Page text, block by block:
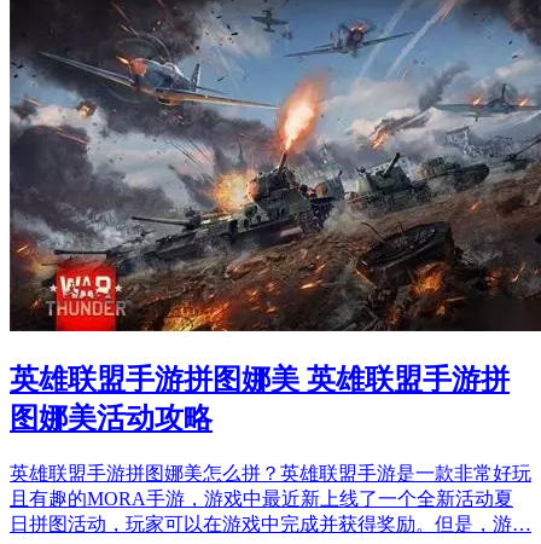
英雄联盟手游拼图娜美 英雄联盟手游拼
图娜美活动攻略
英雄联盟手游拼图娜美怎么拼？英雄联盟手游是一款非常好玩
且有趣的MORA手游，游戏中最近新上线了一个全新活动夏
日拼图活动，玩家可以在游戏中完成并获得奖励。但是，游…